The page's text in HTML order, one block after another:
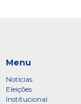
Menu
Notícias
Eleições
Institucional